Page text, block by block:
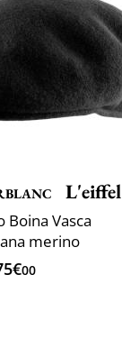
L'eiffel
Boina Vasca
merino
00